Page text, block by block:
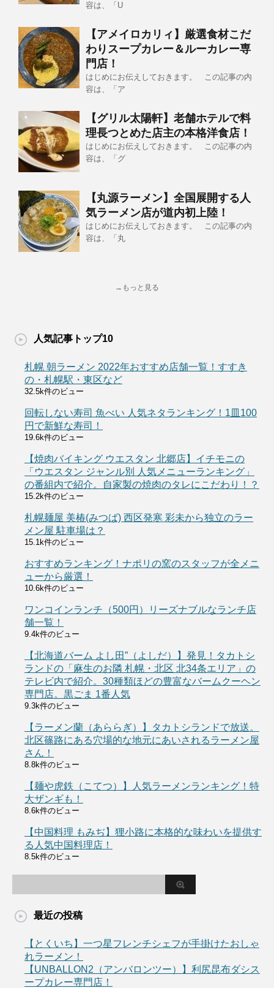
容は、「U
【アメイロカリィ】厳選食材こだ
わりスープカレー＆ルーカレー専
門店！
はじめにお伝えしておきます。 この記事の内
容は、「ア
【グリル太陽軒】老舗ホテルで料
理長つとめた店主の本格洋食店！
はじめにお伝えしておきます。 この記事の内
容は、「グ
【丸源ラーメン】全国展開する人
気ラーメン店が道内初上陸！
はじめにお伝えしておきます。 この記事の内
容は、「丸
→もっと見る
人気記事トップ10
札幌 朝ラーメン 2022年おすすめ店舗一覧！すすき
の・札幌駅・東区など
32.5k件のビュー
回転しない寿司 魚べい 人気ネタランキング！1皿100
円で新鮮な寿司！
19.6k件のビュー
【焼肉バイキング ウエスタン 北郷店】イチモニの
「ウエスタン ジャンル別 人気メニューランキング」
の番組内で紹介。自家製の焼肉のタレにこだわり！？
15.2k件のビュー
札幌麺屋 美椿(みつば) 西区発寒 彩未から独立のラー
メン屋 駐車場は？
15.1k件のビュー
おすすめランキング！ナポリの窯のスタッフが全メニ
ューから厳選！
10.6k件のビュー
ワンコインランチ（500円）リーズナブルなランチ店
舗一覧！
9.4k件のビュー
【北海道バーム よし田”（よしだ）】発見！タカトシ
ランドの「麻生のお隣 札幌・北区 北34条エリア」の
テレビ内で紹介。30種類ほどの豊富なバームクーヘン
専門店。黒ごま 1番人気
9.3k件のビュー
【ラーメン蘭（あららぎ）】タカトシランドで放送。
北区篠路にある穴場的な地元にあいされるラーメン屋
さん！
8.8k件のビュー
【麺や虎鉄（こてつ）】人気ラーメンランキング！特
大ザンギも！
8.6k件のビュー
【中国料理 もみぢ】狸小路に本格的な味わいを提供す
る人気中国料理店！
8.5k件のビュー
最近の投稿
【とくいち】一つ星フレンチシェフが手掛けたおしゃ
れラーメン！
【UNBALLON2（アンバロンツー）】利尻昆布ダシス
ープカレー専門店！